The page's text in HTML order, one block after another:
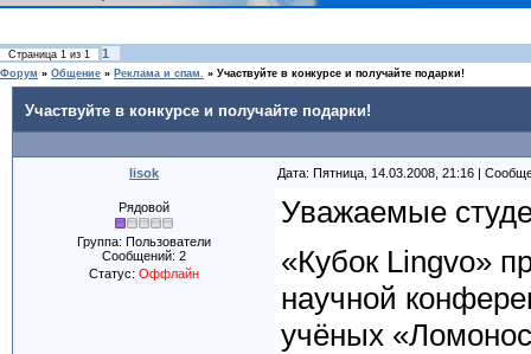
Страница 1 из 1 1
Форум » Общение » Реклама и спам. » Участвуйте в конкурсе и получайте подарки!
Участвуйте в конкурсе и получайте подарки!
lisok Дата: Пятница, 14.03.2008, 21:16 |
Рядовой
Группа: Пользователи
Сообщений: 2
Статус: Оффлайн
Уважаемые
«Кубок Lingvo»
научной
учёных